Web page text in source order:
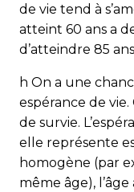
de vie tend à
atteint 60 ans a
d’atteindre 85
h On a une
espérance de vie.
de survie.
elle représente
homogène (par
même âge),